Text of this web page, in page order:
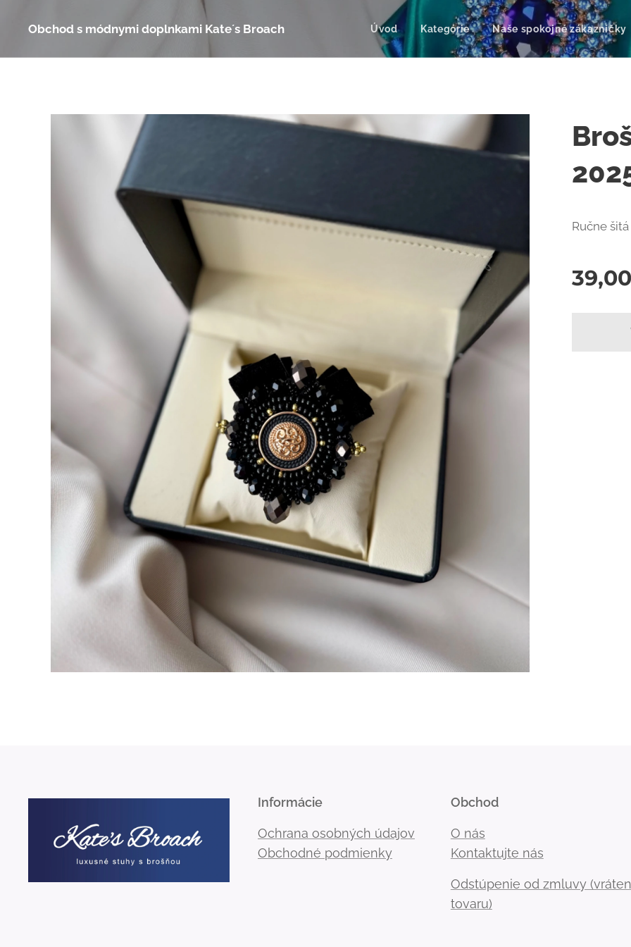
Obchod s módnymi doplnkami Kate´s Broach Úvod Kategórie Naše spokojné zákazníčky
Ručne
39,00
Informácie
Ochrana osobných údajov
Obchodné podmienky
Obchod
O nás
Kontaktujte nás
Odstúpenie od zmluvy
tovaru)